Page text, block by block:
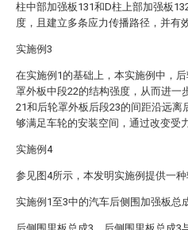
柱中部加强板131和D柱上部加强板
度，且建立多条应力传播路径，并有
实施例3
在实施例1的基础上，本实施例中，
罩外板中段22的结构强度，从而进一
21和后轮罩外板后段23的间距沿远
够满足车轮的安装空间，通过改变受
实施例4
参见图4所示，本发明实施例提供一
实施例1至3中的汽车后侧围加强板总